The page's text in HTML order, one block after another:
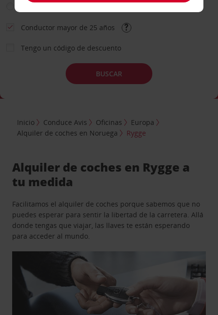
Conductor mayor de 25 años
Tengo un código de descuento
BUSCAR
Inicio Conduce Avis Oficinas
Europa
Alquiler de coches en Noruega
Rygge
Alquiler de coches en Rygge a
tu medida
Facilitamos el alquiler de coches porque sabemos que no
puedes esperar para sentir la libertad de la carretera. Allá
donde tengas que viajar, las llaves te están esperando
para acceder al mundo.